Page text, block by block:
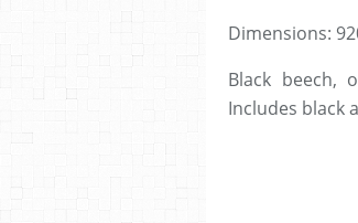
Dimensions:
Black beech,
Includes black